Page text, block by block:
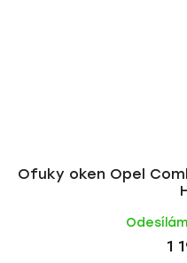
Ofuky oken Opel
1